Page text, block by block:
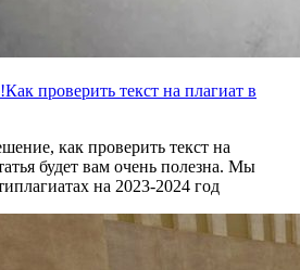
текст на плагиат в
как проверить текст на
будет вам очень полезна. Мы
на 2023-2024 год